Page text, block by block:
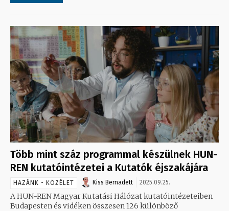
Több mint száz programmal készülnek HUN-
REN kutatóintézetei a Kutatók éjszakájára
HAZÁNK - KÖZÉLET Kiss Bernadett 2025.09.25.
A HUN-REN Magyar Kutatási Hálózat kutatóintézeteiben
Budapesten és vidéken összesen 126 különböző